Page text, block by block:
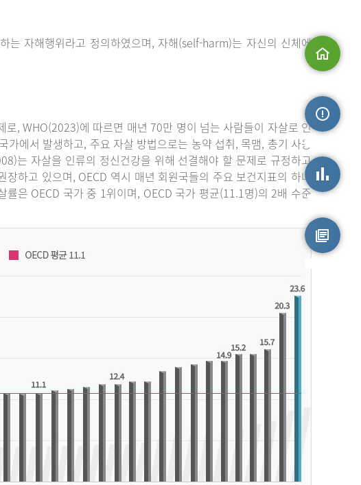
맵
자해행위라고 정의하였으며, 자해(self-harm)는 자신의 신체에
, WHO(2023)에 따르면 매년 70만 명이 넘는 사람들이 자살로 인
에서 발생하고, 주요 자살 방법으로는 농약 섭취, 목맴, 총기 사용
는 자살을 인류의 정신건강을 위해 선결해야 할 문제로 규정하고
하고 있으며, OECD 역시 매년 회원국들의 주요 보건지표의 하나
은 OECD 국가 중 1위이며, OECD 국가 평균(11.1명)의 2배 수준
손상정보
손상통계
원시자료